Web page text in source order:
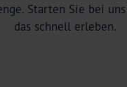
Starten Sie bei
das schnell erleben.